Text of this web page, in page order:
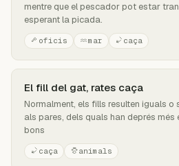
mentre que el pescador pot estar
esperant la picada.
oficis mar caça
El fill del gat, rates caça
Normalment, els fills resulten iguals
als pares, dels quals han deprés més
bons
caça animals